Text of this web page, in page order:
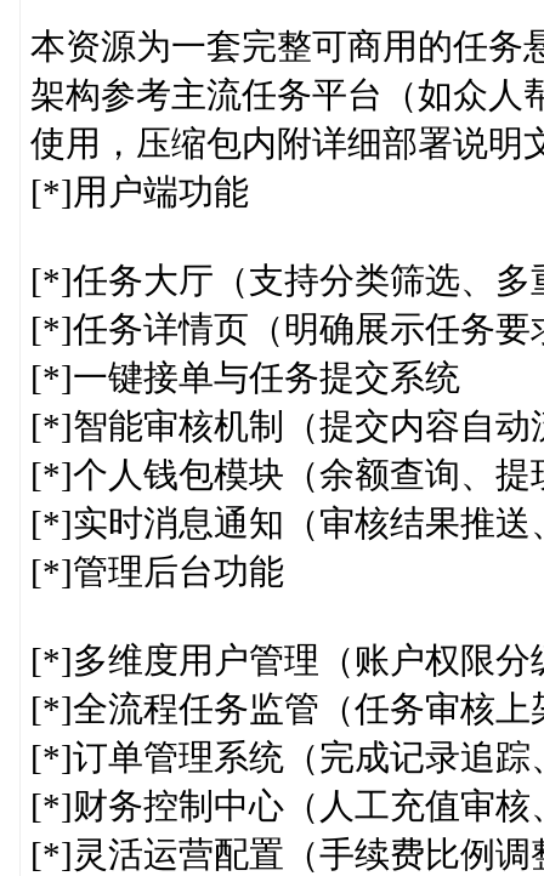
本资源为一套完整可商用的任务
架构参考主流任务平台（如众人
使用，压缩包内附详细部署说明
[*]用户端功能
[*]任务大厅（支持分类筛选、多
[*]任务详情页（明确展示任务
[*]一键接单与任务提交系统
[*]智能审核机制（提交内容自动
[*]个人钱包模块（余额查询、提
[*]实时消息通知（审核结果推送
[*]管理后台功能
[*]多维度用户管理（账户权限分
[*]全流程任务监管（任务审核
[*]订单管理系统（完成记录追踪
[*]财务控制中心（人工充值审
[*]灵活运营配置（手续费比例